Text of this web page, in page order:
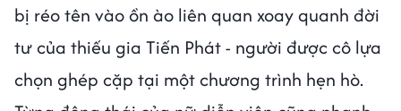
bị réo tên vào ồn ào liên quan xoay quanh đời
tư của thiếu gia Tiến Phát - người được cô lựa
chọn ghép cặp tại một chương trình hẹn hò.